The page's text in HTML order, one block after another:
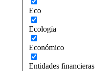
Eco
Ecología
Económico
Entidades financieras